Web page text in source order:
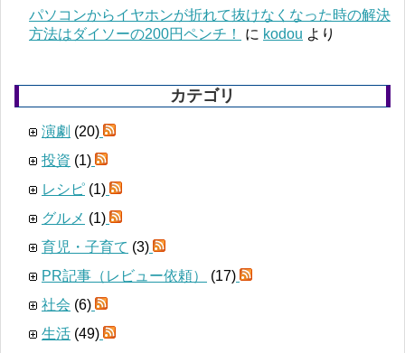
パソコンからイヤホンが折れて抜けなくなった時の解決
方法はダイソーの200円ペンチ！
に kodou より
カテゴリ
演劇 (20)
投資 (1)
レシピ (1)
グルメ (1)
育児・子育て (3)
PR記事（レビュー依頼）
(17)
社会 (6)
生活 (49)